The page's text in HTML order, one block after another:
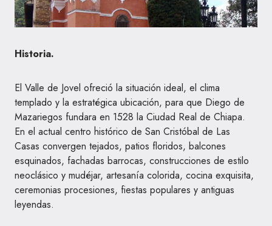
Historia.
El Valle de Jovel ofreció la situación ideal, el clima
templado y la estratégica ubicación, para que Diego de
Mazariegos fundara en 1528 la Ciudad Real de Chiapa.
En el actual centro histórico de San Cristóbal de Las
Casas convergen tejados, patios floridos, balcones
esquinados, fachadas barrocas, construcciones de estilo
neoclásico y mudéjar, artesanía colorida, cocina exquisita,
ceremonias procesiones, fiestas populares y antiguas
leyendas.